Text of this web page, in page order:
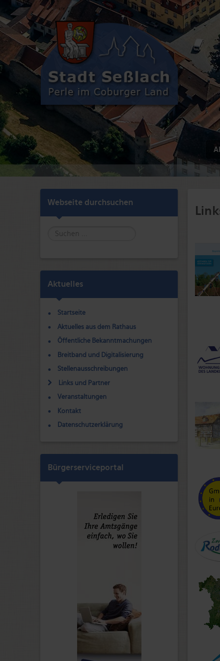
Webseite durchsuchen
Suche
Aktuelles
Startseite
Aktuelles aus dem Rathaus
Öffentliche Bekanntmachungen
Breitband und Digitalisierung
Stellenausschreibungen
Links und Partner
Veranstaltungen
Kontakt
Datenschutzerklärung
Bürgerserviceportal